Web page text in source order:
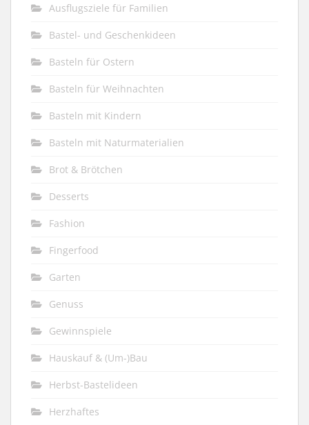
Ausflugsziele für Familien
Bastel- und Geschenkideen
Basteln für Ostern
Basteln für Weihnachten
Basteln mit Kindern
Basteln mit Naturmaterialien
Brot & Brötchen
Desserts
Fashion
Fingerfood
Garten
Genuss
Gewinnspiele
Hauskauf & (Um-)Bau
Herbst-Bastelideen
Herzhaftes